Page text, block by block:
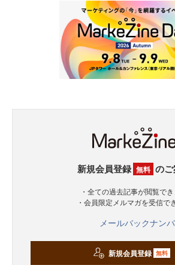
新規会員登録 無料 の
・全ての過去記事が閲覧で
・会員限定メルマガを受信で
メールバックナン
新規会員登録 無料